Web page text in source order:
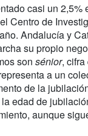
casi un
Centro de
Andalucía y
su propio
son sénior,
a un
de la
edad de
aunque